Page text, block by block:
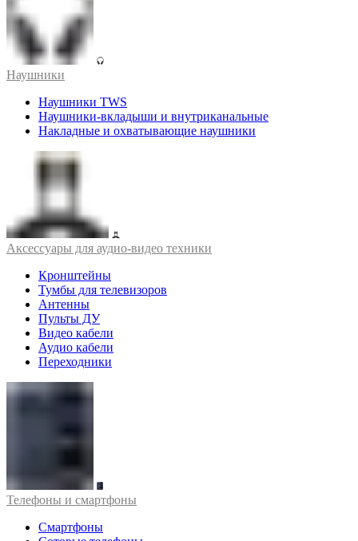
Наушники
Наушники TWS
Наушники-вкладыши и внутриканальные
Накладные и охватывающие наушники
Аксессуары для аудио-видео техники
Кронштейны
Тумбы для телевизоров
Антенны
Пульты ДУ
Видео кабели
Аудио кабели
Переходники
Телефоны и смартфоны
Смартфоны